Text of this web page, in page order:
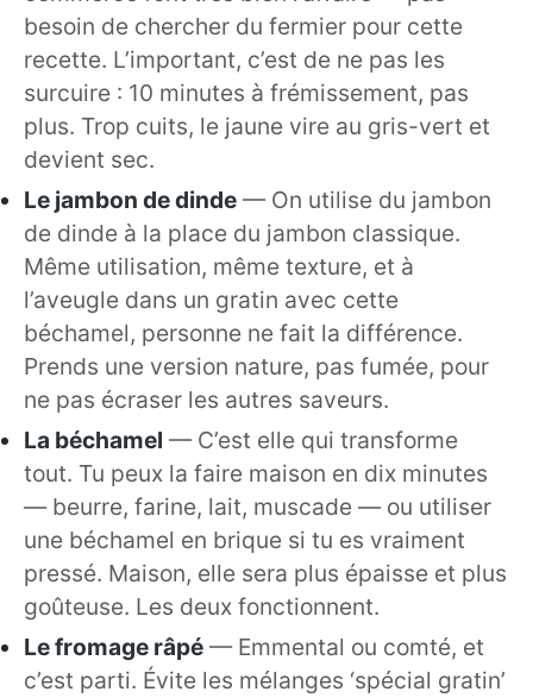
besoin de chercher du fermier pour cette
recette. L’important, c’est de ne pas les
surcuire : 10 minutes à frémissement, pas
plus. Trop cuits, le jaune vire au gris-vert et
devient sec.
Le jambon de dinde — On utilise du jambon
de dinde à la place du jambon classique.
Même utilisation, même texture, et à
l’aveugle dans un gratin avec cette
béchamel, personne ne fait la différence.
Prends une version nature, pas fumée, pour
ne pas écraser les autres saveurs.
La béchamel — C’est elle qui transforme
tout. Tu peux la faire maison en dix minutes
— beurre, farine, lait, muscade — ou utiliser
une béchamel en brique si tu es vraiment
pressé. Maison, elle sera plus épaisse et plus
goûteuse. Les deux fonctionnent.
Le fromage râpé — Emmental ou comté, et
c’est parti. Évite les mélanges ‘spécial gratin’